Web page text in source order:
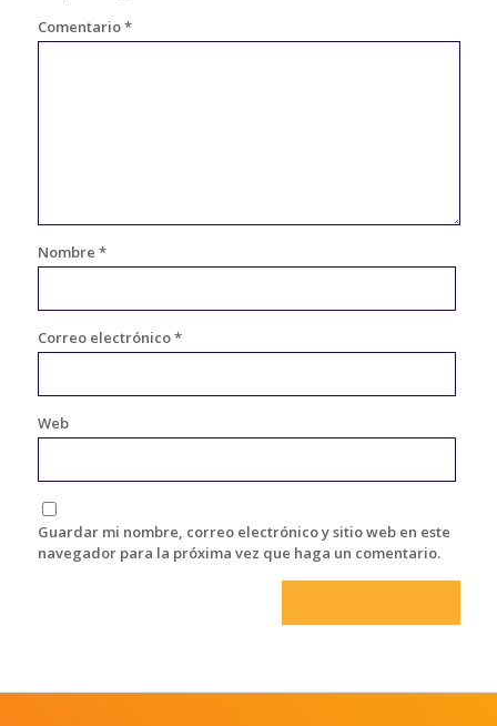
Comentario*
Nombre *
Correo electrónico*
Web
Guardar mi nombre, correo electrónico y sitio web en este
navegador para la próxima vez que haga un comentario.